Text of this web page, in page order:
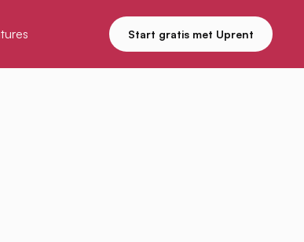
Start gratis met Uprent